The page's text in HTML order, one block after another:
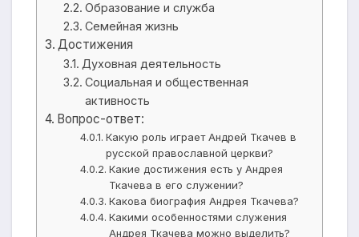
Образование и служба
Семейная жизнь
Достижения
Духовная деятельность
Социальная и общественная
активность
Вопрос-ответ:
Какую роль играет Андрей Ткачев в
русской православной церкви?
Какие достижения есть у Андрея
Ткачева в его служении?
Какова биография Андрея Ткачева?
Какими особенностями служения
Андрея Ткачева можно выделить?